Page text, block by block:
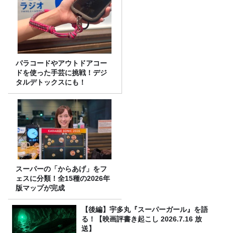
パラコードやアウトドアコー
ドを使った手芸に挑戦！デジ
タルデトックスにも！
スーパーの「からあげ」をフ
ェスに分類！全15種の2026年
版マップが完成
【後編】宇多丸『スーパーガール』を語
る！【映画評書き起こし 2026.7.16 放
送】